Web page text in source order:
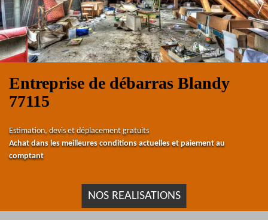
Entreprise de débarras Blandy
77115
Estimation, devis et déplacement gratuits
Achat dans les meilleures conditions actuelles et paiement au
comptant
NOS REALISATIONS